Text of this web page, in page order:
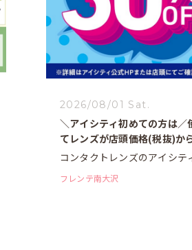
2026/08/01 Sat.
＼アイシティ初めての方は／
てレンズが店頭価格(税抜)か
30%OFF！
コンタクトレンズのアイシテ
フレンテ南大沢